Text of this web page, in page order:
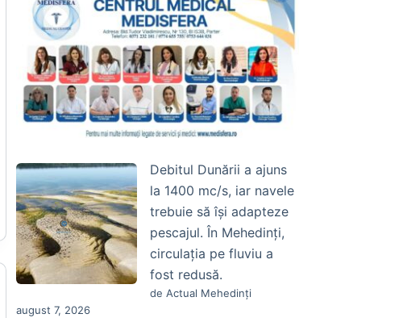
Debitul Dunării a ajuns
la 1400 mc/s, iar navele
trebuie să își adapteze
pescajul. În Mehedinți,
circulația pe fluviu a
fost redusă.
de Actual Mehedinți
august 7, 2026